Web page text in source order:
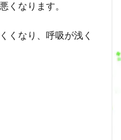
くなります。
くなり、呼吸が浅く